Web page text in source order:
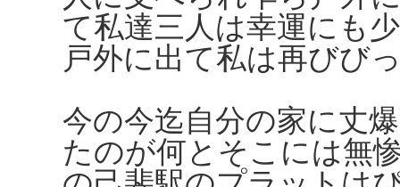
て私達三人は幸運にも
戸外に出て私は再びび
今の今迄自分の家に丈
たのが何とそこには無